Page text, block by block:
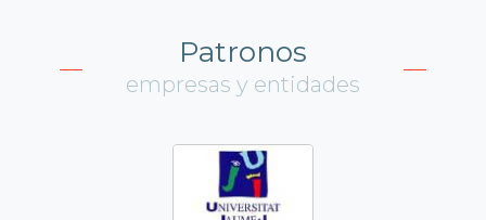
Patronos
empresas y entidades